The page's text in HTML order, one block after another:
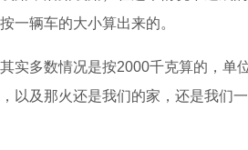
一辆车的大小算出来的。
其实多数情况是按2000千克算的，
以及那火还是我们的家，还是我们